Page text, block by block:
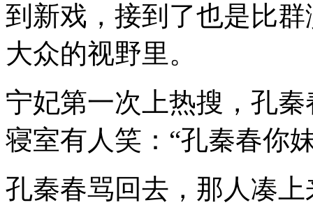
到新戏，接到了也是比
大众的视野里。
宁妃第一次上热搜，孔
寝室有人笑：“孔秦春你
孔秦春骂回去，那人凑